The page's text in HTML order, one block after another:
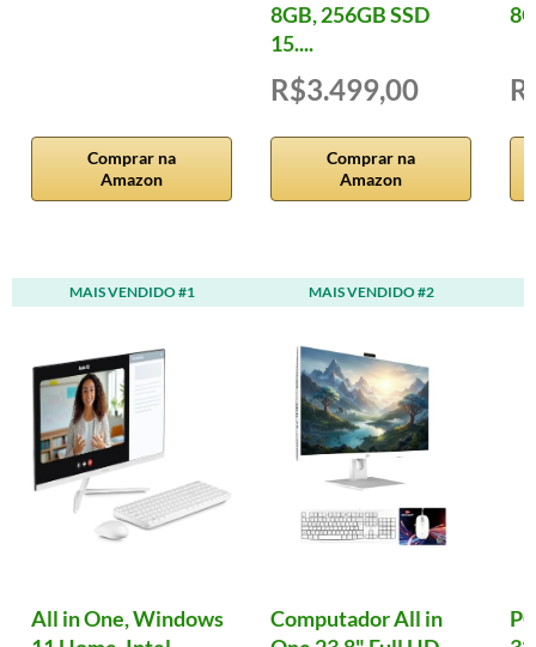
Comprar na
Amazon
8GB, 256GB SSD
15....
R$3.499,00
Comprar na
Amazon
MAIS VENDIDO #1
All in One, Windows
MAIS VENDIDO #2
Computador All in